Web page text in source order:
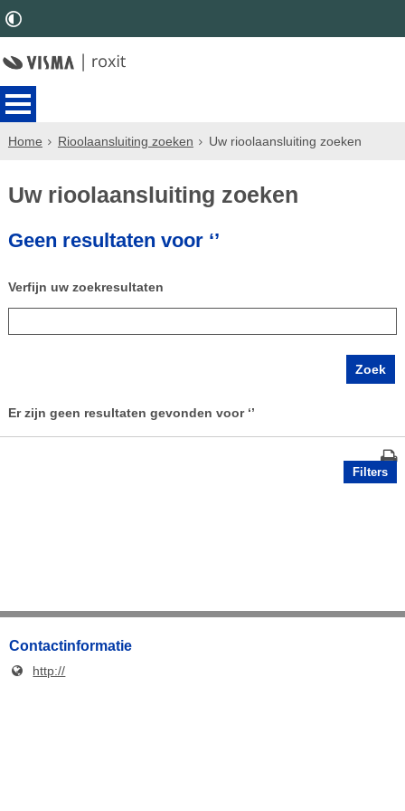
Home Rioolaansluiting zoeken Uw rioolaansluiting zoeken
Uw rioolaansluiting zoeken
Geen resultaten voor ‘’
Verfijn uw zoekresultaten
Er zijn geen resultaten gevonden voor ‘’
Filters
Contactinformatie
http://